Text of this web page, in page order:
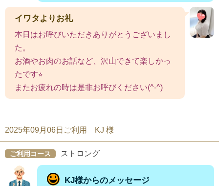
イワタよりお礼
本日はお呼びいただきありがとうございまし
た。
お酒やお肉のお話など、沢山できて楽しかっ
たです⭐︎
またお疲れの時は是非お呼びください(^-^)
2025年09月06日ご利用 KJ 様
ご利用コース ストロング
KJ様からのメッセージ